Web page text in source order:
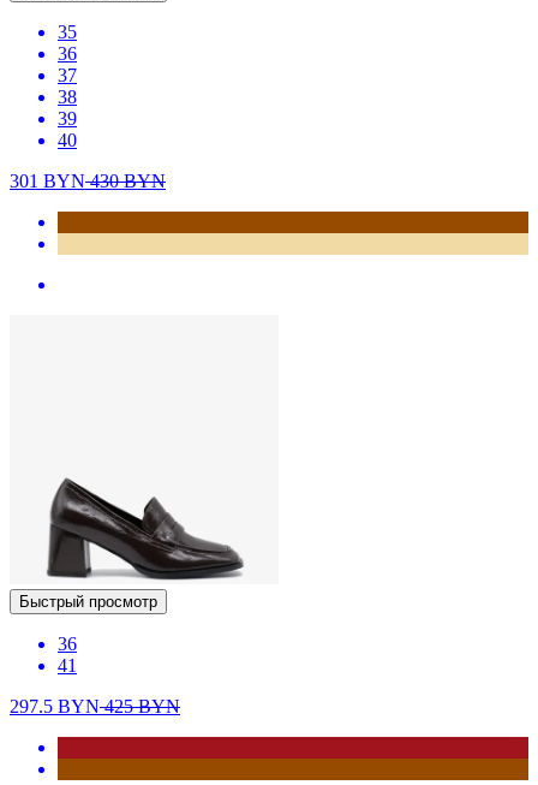
35
36
37
38
39
40
301 BYN430BYN
Быстрый просмотр
36
41
297.5 BYN425BYN